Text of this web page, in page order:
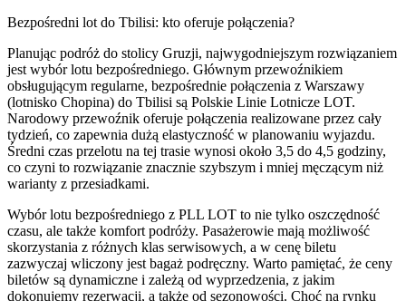
Bezpośredni lot do Tbilisi: kto oferuje połączenia?
Planując podróż do stolicy Gruzji, najwygodniejszym rozwiązaniem
jest wybór lotu bezpośredniego. Głównym przewoźnikiem
obsługującym regularne, bezpośrednie połączenia z Warszawy
(lotnisko Chopina) do Tbilisi są Polskie Linie Lotnicze LOT.
Narodowy przewoźnik oferuje połączenia realizowane przez cały
tydzień, co zapewnia dużą elastyczność w planowaniu wyjazdu.
Średni czas przelotu na tej trasie wynosi około 3,5 do 4,5 godziny,
co czyni to rozwiązanie znacznie szybszym i mniej męczącym niż
warianty z przesiadkami.
Wybór lotu bezpośredniego z PLL LOT to nie tylko oszczędność
czasu, ale także komfort podróży. Pasażerowie mają możliwość
skorzystania z różnych klas serwisowych, a w cenę biletu
zazwyczaj wliczony jest bagaż podręczny. Warto pamiętać, że ceny
biletów są dynamiczne i zależą od wyprzedzenia, z jakim
dokonujemy rezerwacji, a także od sezonowości. Choć na rynku